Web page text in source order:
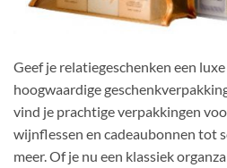
Geef je relatiegeschenken een
hoogwaardige
vind je prachtige verpakkingen
wijnflessen en cadeaubonnen tot
meer. Of je nu een klassiek